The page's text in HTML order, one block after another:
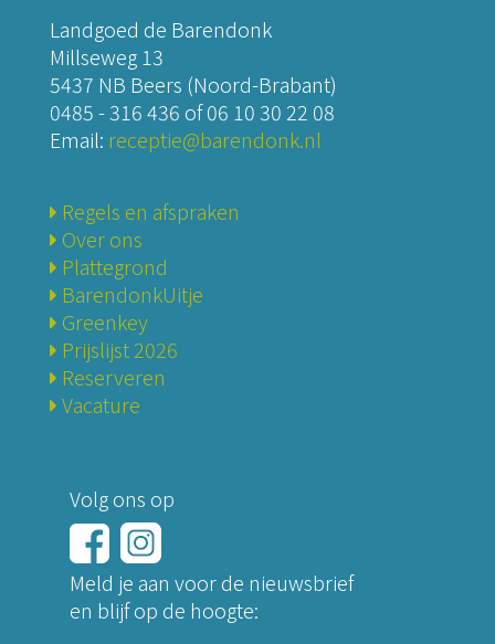
Landgoed de Barendonk
Millseweg 13
5437 NB Beers (Noord-Brabant)
0485 - 316 436 of06 10 30 22 08
Email: receptie@barendonk.nl
Regels en afspraken
Over ons
Plattegrond
BarendonkUitje
Greenkey
Prijslijst 2026
Reserveren
Vacature
Volg ons op
Meld je aan voor de nieuwsbrief
en blijf op de hoogte: